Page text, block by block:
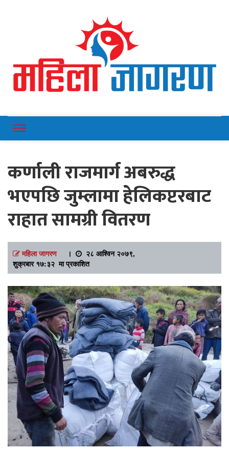
Mahilajagaran
कर्णाली राजमार्ग अबरुद्ध
भएपछि जुम्लामा हेलिकप्टरबाट
राहात सामग्री वितरण
महिला जागरण।
२८ आश्विन २०७९,
शुक्रबार १७:३२ मा प्रकाशित